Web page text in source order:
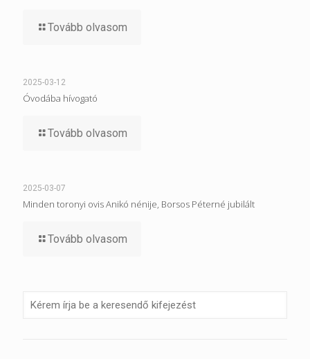
Tovább olvasom
2025-03-12
Óvodába hívogató
Tovább olvasom
2025-03-07
Minden toronyi ovis Anikó nénije, Borsos Péterné jubilált
Tovább olvasom